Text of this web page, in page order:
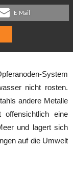
E-Mail
System
nicht rosten.
andere Metalle
offensichtlich eine
und lagert sich
auf die Umwelt